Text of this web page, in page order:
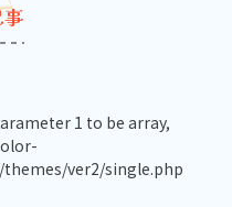
1 to be array,
ver2/single.php